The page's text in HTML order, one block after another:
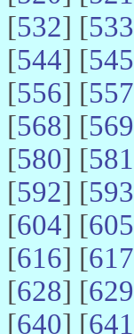
[532] [533
[544] [545
[556] [557
[568] [569
[580] [581
[592] [593
[604] [605
[616] [617
[628] [629
[640] [641